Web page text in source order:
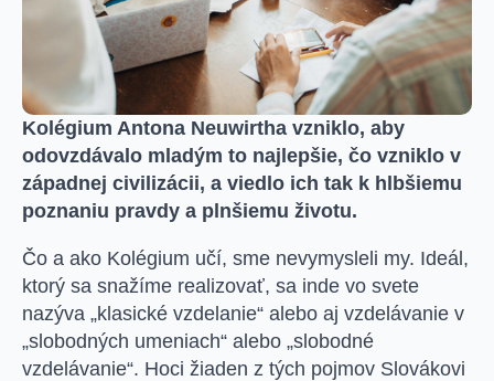
Kolégium Antona Neuwirtha vzniklo, aby
odovzdávalo mladým to najlepšie, čo vzniklo v
západnej civilizácii, a viedlo ich tak k hlbšiemu
poznaniu pravdy a plnšiemu životu.
Čo a ako Kolégium učí, sme nevymysleli my. Ideál,
ktorý sa snažíme realizovať, sa inde vo svete
nazýva „klasické vzdelanie“ alebo aj vzdelávanie v
„slobodných umeniach“ alebo „slobodné
vzdelávanie“. Hoci žiaden z tých pojmov Slovákovi